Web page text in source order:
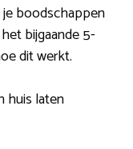
boodschappen
bijgaande 5-
dit werkt.
huis laten